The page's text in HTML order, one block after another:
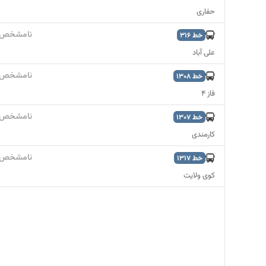
حفاری
خط316
علی آباد
خط1308
فاز 4
خط1307
کارمندی
خط1317
کوی ولایت